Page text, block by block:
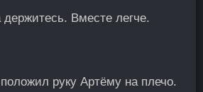
Вместе легче.
руку Артёму на плечо.